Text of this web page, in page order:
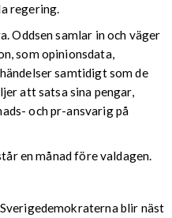
regering.
Oddsen samlar in och väger
som opinionsdata,
samtidigt som de
att satsa sina pengar,
och pr-ansvarig på
en månad före valdagen.
blir näst